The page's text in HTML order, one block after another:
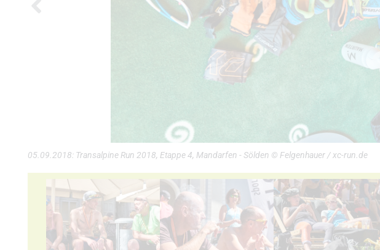
05.09.2018: Transalpine Run 2018, Etappe 4, Mandarfen - Sölden © Felgenhauer / xc-run.de